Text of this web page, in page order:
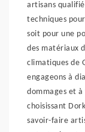
artisans
techniques
soit pour une
des matériaux
climatiques de
engageons à
dommages et à
choisissant
savoir-faire